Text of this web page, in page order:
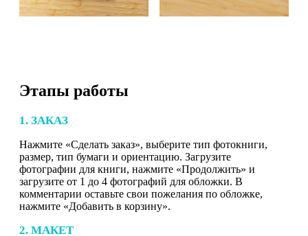
Этапы работы
1. ЗАКАЗ
Нажмите «Сделать заказ», выберите тип фотокниги,
размер, тип бумаги и ориентацию. Загрузите
фотографии для книги, нажмите «Продолжить» и
загрузите от 1 до 4 фотографий для обложки. В
комментарии оставьте свои пожелания по обложке,
нажмите «Добавить в корзину».
2. МАКЕТ